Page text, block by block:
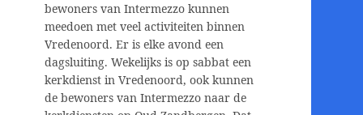
bewoners van Intermezzo kunnen
meedoen met veel activiteiten binnen
Vredenoord. Er is elke avond een
dagsluiting. Wekelijks is op sabbat een
kerkdienst in Vredenoord, ook kunnen
de bewoners van Intermezzo naar de